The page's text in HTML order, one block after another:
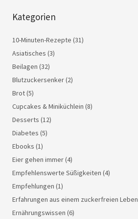
Kategorien
10-Minuten-Rezepte (31)
Asiatisches (3)
Beilagen (32)
Blutzuckersenker(2)
Brot(5)
Cupcakes & Miniküchlein (8)
Desserts (12)
Diabetes (5)
Ebooks (1)
Eier gehen immer(4)
Empfehlenswerte Süßigkeiten (4)
Empfehlungen (1)
Erfahrungen aus einem zuckerfreien Leben
Ernährungswissen (6)